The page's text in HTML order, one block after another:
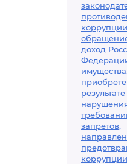
доход
результате
запретов,